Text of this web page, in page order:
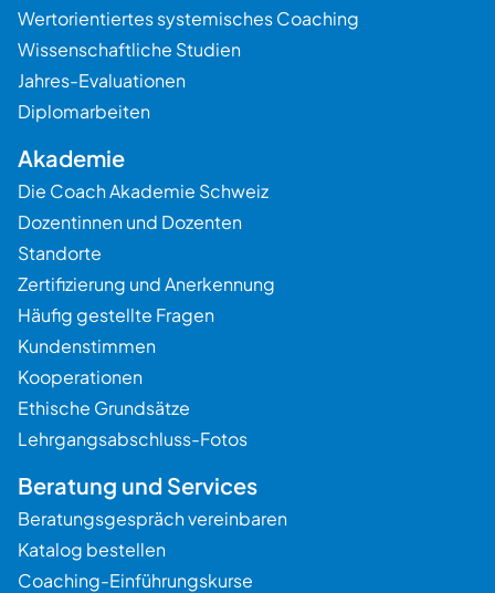
Wertorientiertes systemisches Coaching
Wissenschaftliche Studien
Jahres-Evaluationen
Diplomarbeiten
Akademie
Die Coach Akademie Schweiz
Dozentinnen und Dozenten
Standorte
Zertifizierung und Anerkennung
Häufig gestellte Fragen
Kundenstimmen
Kooperationen
Ethische Grundsätze
Lehrgangsabschluss-Fotos
Beratung und Services
Beratungsgespräch vereinbaren
Katalog bestellen
Coaching-Einführungskurse